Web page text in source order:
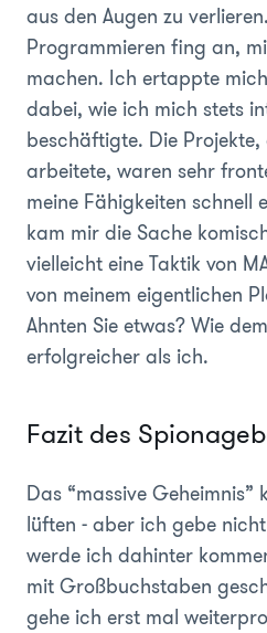
aus den Augen zu
Programmieren fing an,
machen. Ich ertappte
dabei, wie ich mich stets
beschäftigte. Die
arbeitete, waren sehr
meine Fähigkeiten schnell
kam mir die Sache
vielleicht eine Taktik von
von meinem eigentlichen
Ahnten Sie etwas? Wie
erfolgreicher als ich.
Fazit des
Das “massive
lüften - aber ich gebe
werde ich dahinter
mit Großbuchstaben
gehe ich erst mal